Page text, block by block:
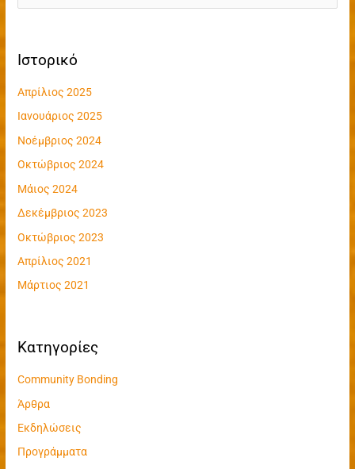
ζ
τ
η
σ
η
γ
ι
Ιστορικό
Απρίλιος 2025
Ιανουάριος 2025
Νοέμβριος 2024
Οκτώβριος 2024
Μάιος 2024
Δεκέμβριος 2023
Οκτώβριος 2023
Απρίλιος 2021
Μάρτιος 2021
Kατηγορίες
Community Bonding
Άρθρα
Εκδηλώσεις
Προγράμματα